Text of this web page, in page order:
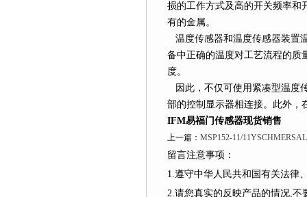
损的工作方式及高的开关频率和
有的金属。
温度传感器和温度传感器装置
备中正确的温度对工艺流程的质
度。
因此，不仅可使用紧凑型温度
部的控制显示器相连接。此外，
IFM易福门传感器现货销售
上一篇： MSP152-11/
留言注意事项：
1.遵守中华人民共和国有关法律
2.请您真实的反映产品的情况,